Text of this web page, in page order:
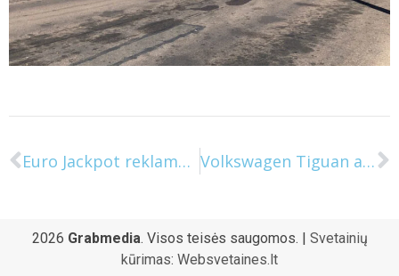
Euro Jackpot reklama ant viešojo transporto Volkswagen Tiguan automobilio reklama ant viešojo transporto
2026 Grabmedia. Visos teisės saugomos. | Svetainių
kūrimas: Websvetaines.lt